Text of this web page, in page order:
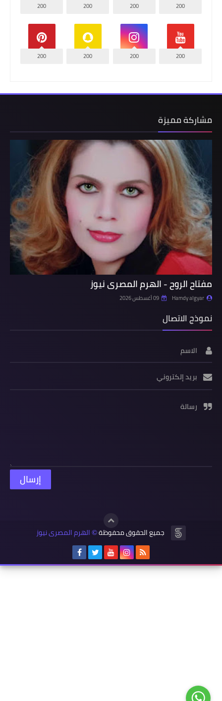
200
200
200
200
200
200
200
200
مشاركة مميزة
مفتاح الروح - الهرم المصرى نيوز
Hamdy algyar 09 أغسطس 2026
نموذج الاتصال
الاسم
بريد إلكتروني
رسالة
جميع الحقوق محفوظة© الهرم المصرى نيوز